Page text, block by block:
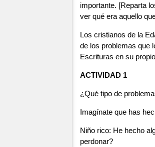
importante. [Reparta
ver qué era aquello
Los cristianos de la
de los problemas que
Escrituras en su
ACTIVIDAD 1
¿Qué tipo de
Imagínate que has
Niño rico: He hecho
perdonar?